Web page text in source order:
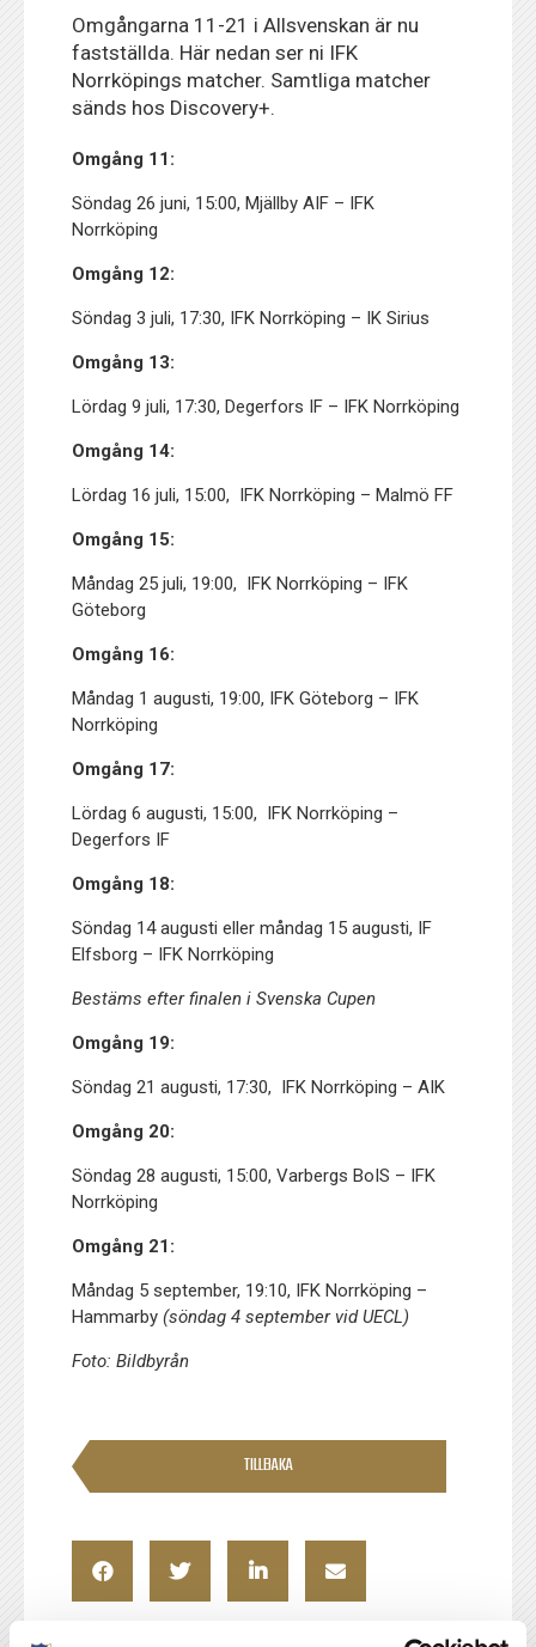
Omgångarna 11-21 i Allsvenskan är nu
fastställda. Här nedan ser ni IFK
Norrköpings matcher. Samtliga matcher
sänds hos Discovery+.
Omgång 11:
Söndag 26 juni, 15:00, Mjällby AIF – IFK
Norrköping
Omgång 12:
Söndag 3 juli, 17:30, IFK Norrköping – IK Sirius
Omgång 13:
Lördag 9 juli, 17:30, Degerfors IF – IFK Norrköping
Omgång 14:
Lördag 16 juli, 15:00, IFK Norrköping – Malmö FF
Omgång 15:
Måndag 25 juli, 19:00, IFK Norrköping – IFK
Göteborg
Omgång 16:
Måndag 1 augusti, 19:00, IFK Göteborg – IFK
Norrköping
Omgång 17:
Lördag 6 augusti, 15:00, IFK Norrköping –
Degerfors IF
Omgång 18:
Söndag 14 augusti eller måndag 15 augusti, IF
Elfsborg – IFK Norrköping
Bestäms efter finalen i Svenska Cupen
Omgång 19:
Söndag 21 augusti, 17:30, IFK Norrköping – AIK
Omgång 20:
Söndag 28 augusti, 15:00, Varbergs BoIS – IFK
Norrköping
Omgång 21:
Måndag 5 september, 19:10, IFK Norrköping –
Hammarby (söndag 4 september vid UECL)
Foto: Bildbyrån
TILLBAKA